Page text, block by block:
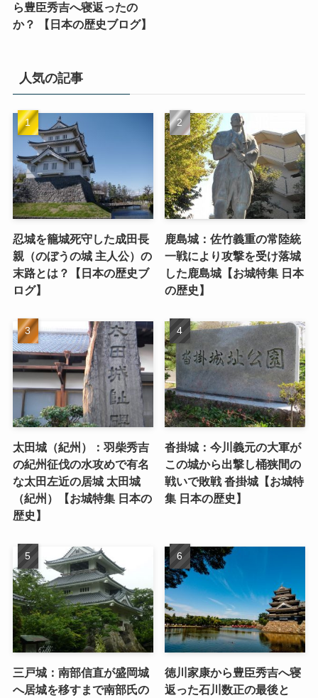
ら豊臣秀吉へ寝返ったの
か？ 【日本の歴史ブログ】
人気の記事
忍城を籠城死守した成田長
親（のぼうの城 主人公）の
末路とは？【日本の歴史ブ
ログ】
鹿島城：佐竹義重の常陸統
一戦により攻撃を受け落城
した鹿島城【お城特集 日本
の歴史】
太田城（紀州）：羽柴秀吉
の紀州征伐の水攻めで有名
な太田左近の居城 太田城
（紀州）【お城特集 日本の
歴史】
沓掛城：今川義元の大軍が
この城から出撃し桶狭間の
戦いで敗戦 沓掛城【お城特
集 日本の歴史】
三戸城：南部信直が盛岡城
へ居城を移すまで南部氏の
徳川家康から豊臣秀吉へ寝
返った石川数正の最後と